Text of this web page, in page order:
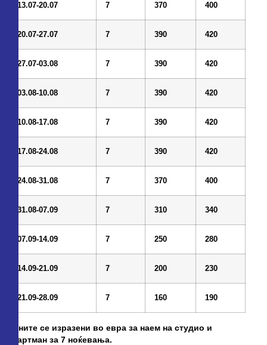
13.07-20.07 7 370 400
20.07-27.07 7 390 420
27.07-03.08 7 390 420
03.08-10.08 7 390 420
10.08-17.08 7 390 420
17.08-24.08 7 390 420
24.08-31.08 7 370 400
31.08-07.09 7 310 340
07.09-14.09 7 250 280
14.09-21.09 7 200 230
21.09-28.09 7 160 190
Цените се изразени во евра за наем на студио и
апартман за 7 ноќевања.